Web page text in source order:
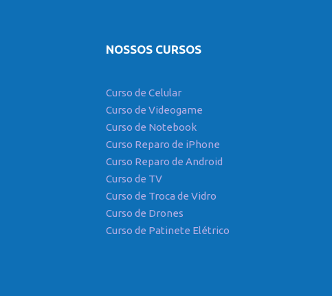
NOSSOS CURSOS
Curso de Celular
Curso de Videogame
Curso de Notebook
Curso Reparo de iPhone
Curso Reparo de Android
Curso de TV
Curso de Troca de Vidro
Curso de Drones
Curso de Patinete Elétrico